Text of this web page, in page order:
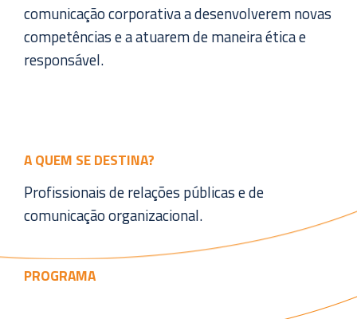
comunicação corporativa a desenvolverem novas
competências e a atuarem de maneira ética e
responsável.
A QUEM SE DESTINA?
Profissionais de relações públicas e de
comunicação organizacional.
PROGRAMA